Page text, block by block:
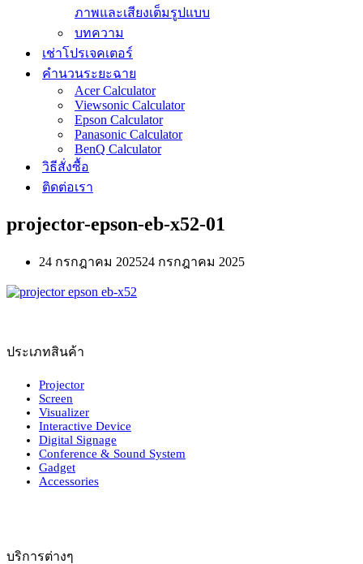
ภาพและเสียงเต็มรูปแบบ
บทความ
เช่าโปรเจคเตอร์
คำนวนระยะฉาย
Acer Calculator
Viewsonic Calculator
Epson Calculator
Panasonic Calculator
BenQ Calculator
วิธีสั่งซื้อ
ติดต่อเรา
projector-epson-eb-x52-01
24 กรกฎาคม 202524 กรกฎาคม 2025
ประเภทสินค้า
Projector
Screen
Visualizer
Interactive Device
Digital Signage
Conference & Sound System
Gadget
Accessories
บริการต่างๆ